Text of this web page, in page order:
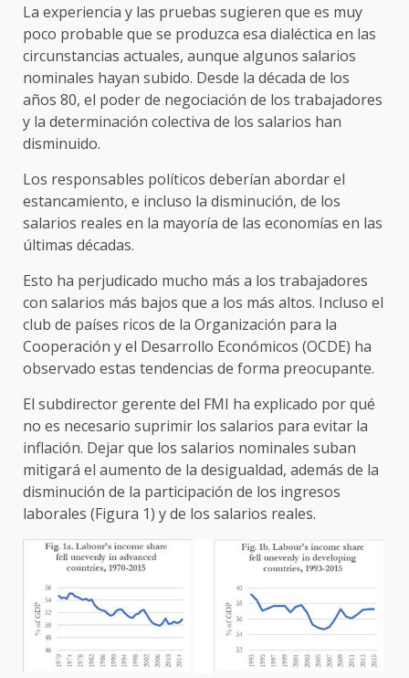
La experiencia y las pruebas sugieren que es muy
poco probable que se produzca esa dialéctica en las
circunstancias actuales, aunque algunos salarios
nominales hayan subido. Desde la década de los
años 80, el poder de negociación de los trabajadores
y la determinación colectiva de los salarios han
disminuido.
Los responsables políticos deberían abordar el
estancamiento, e incluso la disminución, de los
salarios reales en la mayoría de las economías en las
últimas décadas.
Esto ha perjudicado mucho más a los trabajadores
con salarios más bajos que a los más altos. Incluso el
club de países ricos de la Organización para la
Cooperación y el Desarrollo Económicos (OCDE) ha
observado estas tendencias de forma preocupante.
El subdirector gerente del FMI ha explicado por qué
no es necesario suprimir los salarios para evitar la
inflación. Dejar que los salarios nominales suban
mitigará el aumento de la desigualdad, además de la
disminución de la participación de los ingresos
laborales (Figura 1) y de los salarios reales.